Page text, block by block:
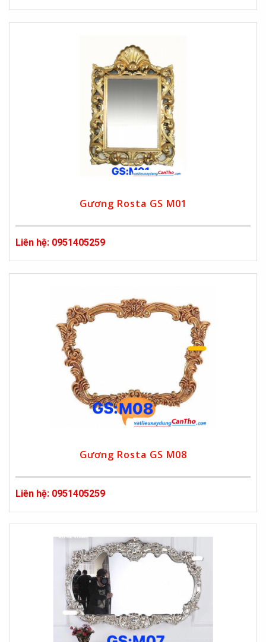
Gương Rosta GS M01
Liên hệ: 0951405259
Gương Rosta GS M08
Liên hệ: 0951405259